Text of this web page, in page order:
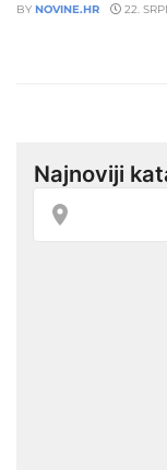
BY NOVINE.HR 22.